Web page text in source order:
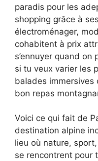
paradis pour les
shopping grâce à
électroménager,
cohabitent à prix
s’ennuyer quand
si tu veux varier les
balades immersives
bon repas
Voici ce qui fait de
destination alpine
lieu où nature,
se rencontrent pour